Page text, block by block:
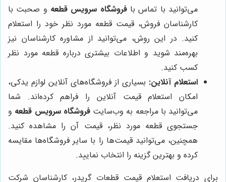
می‌توانید با تماس بافروشگاه سرویس قطعه و صحبت با
کارشناسان فروش، قیمت قطعه مورد نظر خود را استعلام
کنید. در این روش، می‌توانید از مشاوره کارشناسان نیز
بهره‌مند شوید و اطلاعات بیشتری درباره قطعه مورد نظر
کسب کنید.
استعلام آنلاین: بسیاری از فروشگاه‌های آنلاین لوازم یدکی،
امکان استعلام قیمت آنلاین را فراهم کرده‌اند. شما
می‌توانید با مراجعه به وب‌سایتفروشگاه سرویس قطعه و
جستجوی قطعه مورد نظر، قیمت آن را مشاهده کنید.
همچنین، می‌توانید قیمت‌ها را با سایر فروشگاه‌ها مقایسه
کرده و بهترین گزینه را انتخاب نمایید.
برای دریافت استعلام قیمت قطعات گریدر، کارشناسان شرکت